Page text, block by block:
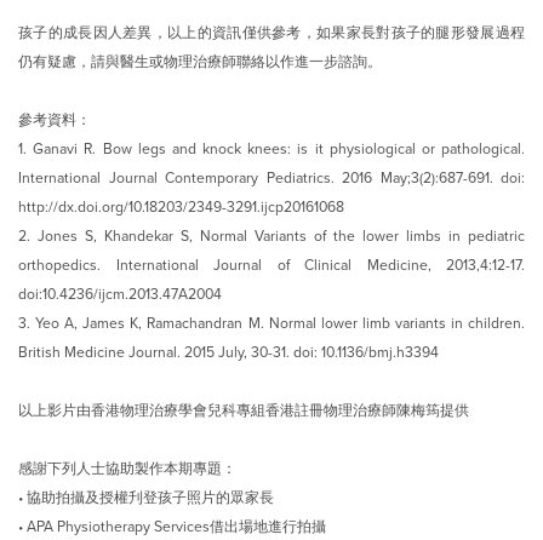
孩子的成長因人差異，以上的資訊僅供參考，如果家長對孩子的腿形發展過程
仍有疑慮，請與醫生或物理治療師聯絡以作進一步諮詢。
參考資料：
1. Ganavi R. Bow legs and knock knees: is it physiological or pathological.
International Journal Contemporary Pediatrics. 2016 May;3(2):687-691. doi:
http://dx.doi.org/10.18203/2349-3291.ijcp20161068
2. Jones S, Khandekar S, Normal Variants of the lower limbs in pediatric
orthopedics. International Journal of Clinical Medicine, 2013,4:12-17.
doi:10.4236/ijcm.2013.47A2004
3. Yeo A, James K, Ramachandran M. Normal lower limb variants in children.
British Medicine Journal. 2015 July, 30-31. doi: 10.1136/bmj.h3394
以上影片由香港物理治療學會兒科專組香港註冊物理治療師陳梅筠提供
感謝下列人士協助製作本期專題：
• 協助拍攝及授權刋登孩子照片的眾家長
• APA Physiotherapy Services借出場地進行拍攝